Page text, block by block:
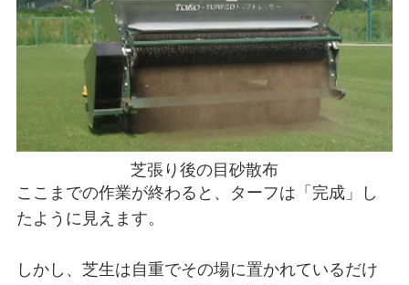
芝張り後の目砂散布
ここまでの作業が終わると、ターフは「完成」し
たように見えます。
しかし、芝生は自重でその場に置かれているだけ